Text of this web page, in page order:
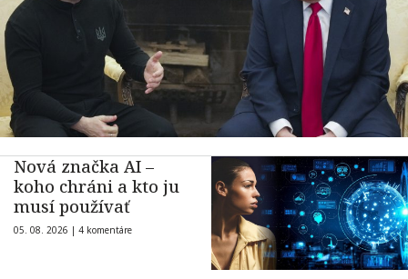
Nová značka AI –
koho chráni a kto ju
musí používať
05. 08. 2026 | 4 komentáre